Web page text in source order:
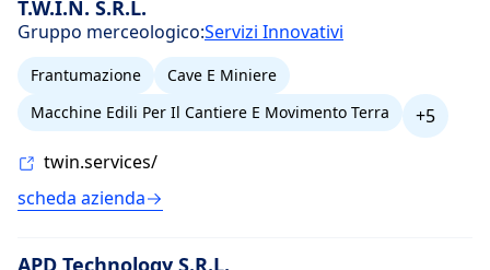
T.W.I.N. S.R.L.
Gruppo merceologico:Servizi Innovativi
Frantumazione
Cave E Miniere
Macchine Edili Per Il Cantiere E Movimento Terra
+5
twin.services/
scheda azienda
APD Technology S.R.L.